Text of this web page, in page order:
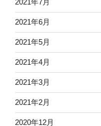
2021年7月
2021年6月
2021年5月
2021年4月
2021年3月
2021年2月
2020年12月